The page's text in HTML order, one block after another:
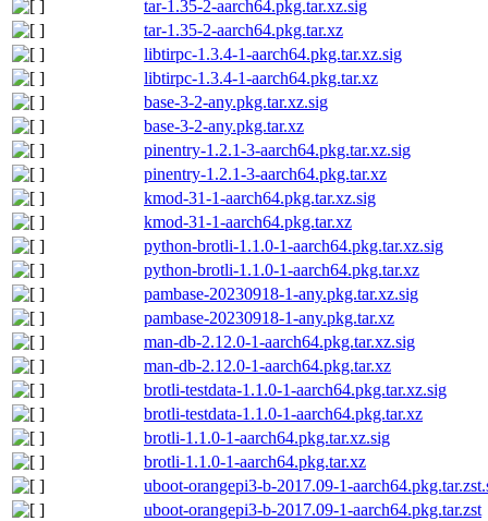
tar-1.35-2-aarch64.pkg.tar.xz.sig
tar-1.35-2-aarch64.pkg.tar.xz
libtirpc-1.3.4-1-aarch64.pkg.tar.xz.sig
libtirpc-1.3.4-1-aarch64.pkg.tar.xz
base-3-2-any.pkg.tar.xz.sig
base-3-2-any.pkg.tar.xz
pinentry-1.2.1-3-aarch64.pkg.tar.xz.sig
pinentry-1.2.1-3-aarch64.pkg.tar.xz
kmod-31-1-aarch64.pkg.tar.xz.sig
kmod-31-1-aarch64.pkg.tar.xz
python-brotli-1.1.0-1-aarch64.pkg.tar.xz.sig
python-brotli-1.1.0-1-aarch64.pkg.tar.xz
pambase-20230918-1-any.pkg.tar.xz.sig
pambase-20230918-1-any.pkg.tar.xz
man-db-2.12.0-1-aarch64.pkg.tar.xz.sig
man-db-2.12.0-1-aarch64.pkg.tar.xz
brotli-testdata-1.1.0-1-aarch64.pkg.tar.xz.sig
brotli-testdata-1.1.0-1-aarch64.pkg.tar.xz
brotli-1.1.0-1-aarch64.pkg.tar.xz.sig
brotli-1.1.0-1-aarch64.pkg.tar.xz
uboot-orangepi3-b-2017.09-1-
uboot-orangepi3-b-2017.09-1-aarch64.pkg.tar.zst